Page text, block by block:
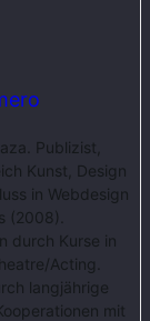
Publizist,
Kunst, Design
in Webdesign
(2008).
durch Kurse in
Acting.
langjährige
mit